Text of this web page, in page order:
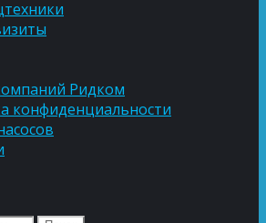
Ридком
конфиденциальности